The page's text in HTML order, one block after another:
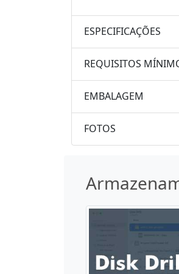
ESPECIFICAÇÕES
REQUISITOS
EMBALAGEM
FOTOS